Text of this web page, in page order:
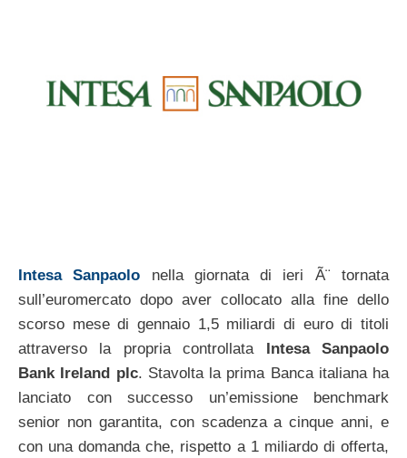
Intesa Sanpaolo nella giornata di ieri Ã¨ tornata
sull’euromercato dopo aver collocato alla fine dello
scorso mese di gennaio 1,5 miliardi di euro di titoli
attraverso la propria controllata Intesa Sanpaolo
Bank Ireland plc. Stavolta la prima Banca italiana ha
lanciato con successo un’emissione benchmark
senior non garantita, con scadenza a cinque anni, e
con una domanda che, rispetto a 1 miliardo di offerta,